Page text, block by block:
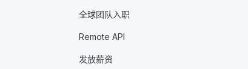
全球团队入职
Remote API
发放薪资